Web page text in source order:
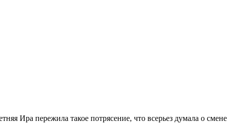
Ира пережила такое потрясение, что всерьез думала о смене